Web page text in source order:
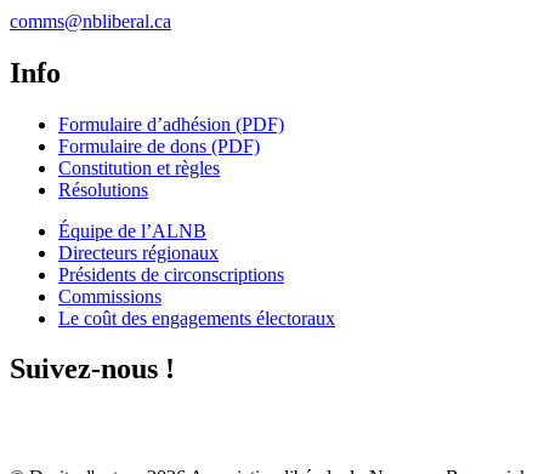
comms@nbliberal.ca
Info
Formulaire d’adhésion (PDF)
Formulaire de dons (PDF)
Constitution et règles
Résolutions
Équipe de l’ALNB
Directeurs régionaux
Présidents de circonscriptions
Commissions
Le coût des engagements électoraux
Suivez-nous !